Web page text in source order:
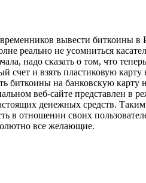
вывести биткоины
реально не усомниться
надо сказать о том, что
и взять пластиковую
биткоины на банковскую
веб-сайте представлен
денежных средств.
отношении своих
все желающие.